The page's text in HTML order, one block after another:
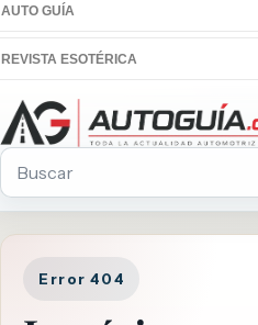
AUTO GUÍA
REVISTA ESOTÉRICA